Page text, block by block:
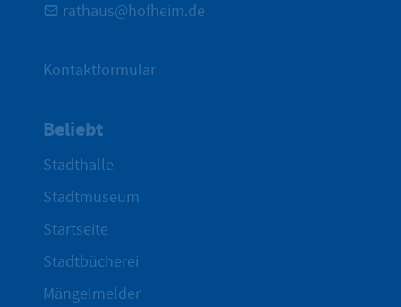
rathaus@hofheim.de
Kontaktformular
Beliebt
Stadthalle
Stadtmuseum
Startseite
Stadtbücherei
Mängelmelder